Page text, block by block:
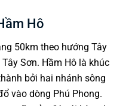
Hô
50km theo hướng Tây
Sơn. Hầm Hô là khúc
bởi hai nhánh sông
vào dòng Phú Phong.